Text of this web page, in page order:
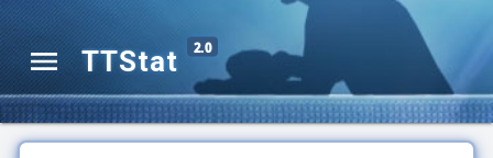
TTStat 2.0